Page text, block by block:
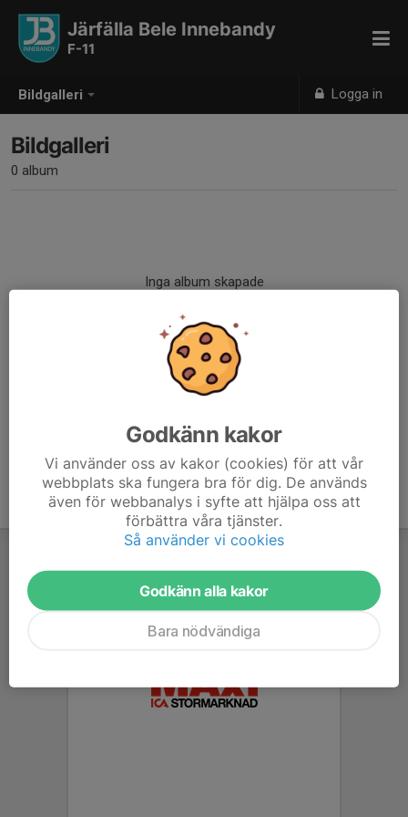
Bildgalleri Logga in
Järfälla Bele Innebandy
F-11
Bildgalleri
0 album
Inga album skapade
Godkänn kakor
Vi använder oss av kakor (cookies) för att vår
webbplats ska fungera bra för dig. De används
även för webbanalys i syfte att hjälpa oss att
förbättra våra tjänster.
Så använder vi cookies
Godkänn alla kakor
Bara nödvändiga